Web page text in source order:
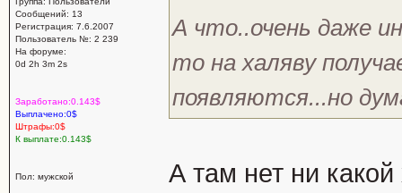
Сообщений: 13
Регистрация: 7.6.2007
Пользователь №: 2 239
На форуме:
0d 2h 3m 2s
Заработано:0.143$
Выплачено:0$
Штрафы:0$
К выплате:0.143$
Пол: мужской
А что..очень даже
то на халяву
появляются...но
А там нет ни